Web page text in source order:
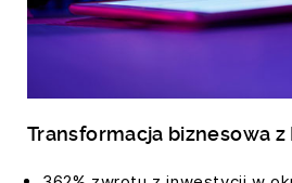
Transformacja biznesowa z